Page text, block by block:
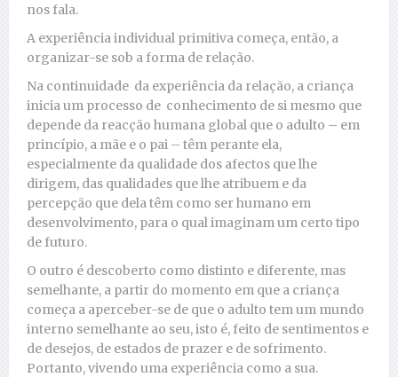
nos fala.
A experiência individual primitiva começa, então, a
organizar-se sob a forma de relação.
Na continuidade da experiência da relação, a criança
inicia um processo de conhecimento de si mesmo que
depende da reacção humana global que o adulto – em
princípio, a mãe e o pai – têm perante ela,
especialmente da qualidade dos afectos que lhe
dirigem, das qualidades que lhe atribuem e da
percepção que dela têm como ser humano em
desenvolvimento, para o qual imaginam um certo tipo
de futuro.
O outro é descoberto como distinto e diferente, mas
semelhante, a partir do momento em que a criança
começa a aperceber-se de que o adulto tem um mundo
interno semelhante ao seu, isto é, feito de sentimentos e
de desejos, de estados de prazer e de sofrimento.
Portanto, vivendo uma experiência como a sua.